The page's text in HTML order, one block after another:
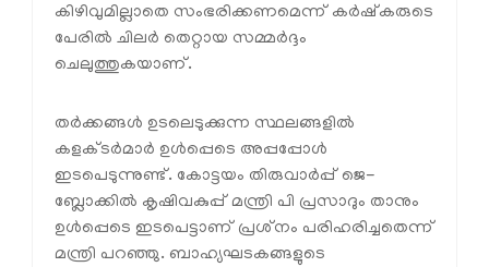
കിഴിവുമില്ലാതെ സംഭരിക്കണമെന്ന് കർഷ്‌കരുടെ
പേരിൽ ചിലർ തെറ്റായ സമ്മർദ്ദം
ചെലുത്തുകയാണ്.
തർക്കങ്ങൾ ഉടലെടുക്കുന്ന സ്ഥലങ്ങളിൽ
കളക്ടർമാർ ഉൾപ്പെടെ അപ്പപ്പോൾ
ഇടപെടുന്നുണ്ട്. കോട്ടയം തിരുവാർപ്പ് ജെ-
ബ്ലോക്കിൽ കൃഷിവകുപ്പ് മന്ത്രി പി പ്രസാദും താനും
ഉൾപ്പെടെ ഇടപെട്ടാണ് പ്രശ്‌നം പരിഹരിച്ചതെന്ന്
മന്ത്രി പറഞ്ഞു. ബാഹ്യഘടകങ്ങളുടെ